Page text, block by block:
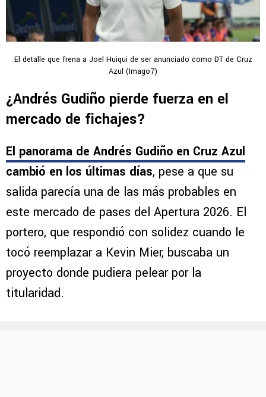
El detalle que frena a Joel Huiqui de ser anunciado como DT de Cruz
Azul (Imago7)
¿Andrés Gudiño pierde fuerza en el
mercado de fichajes?
El panorama de Andrés Gudiño en Cruz Azul
cambió en los últimas días, pese a que su
salida parecía una de las más probables en
este mercado de pases del Apertura 2026. El
portero, que respondió con solidez cuando le
tocó reemplazar a Kevin Mier, buscaba un
proyecto donde pudiera pelear por la
titularidad.